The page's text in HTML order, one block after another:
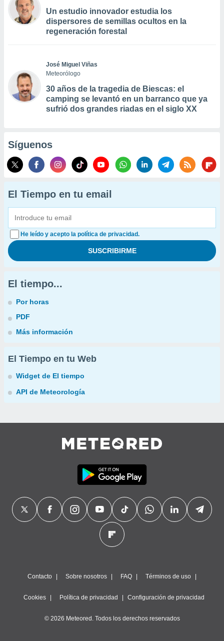
Un estudio innovador estudia los
dispersores de semillas ocultos en la
regeneración forestal
José Miguel Viñas
Meteorólogo
30 años de la tragedia de Biescas: el
camping se levantó en un barranco que ya
sufrió dos grandes riadas en el siglo XX
Síguenos
El Tiempo en tu email
He leído y acepto la política de privacidad.
El tiempo...
Por horas
PDF
Más información
El Tiempo en tu Web
Widget de El tiempo
API de Meteorología
Contacto Sobre nosotros FAQ Términos de uso
Cookies Política de privacidad Configuración de privacidad
© 2026 Meteored. Todos los derechos reservados